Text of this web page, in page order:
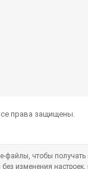
права защищены.
файлы, чтобы
без изменения